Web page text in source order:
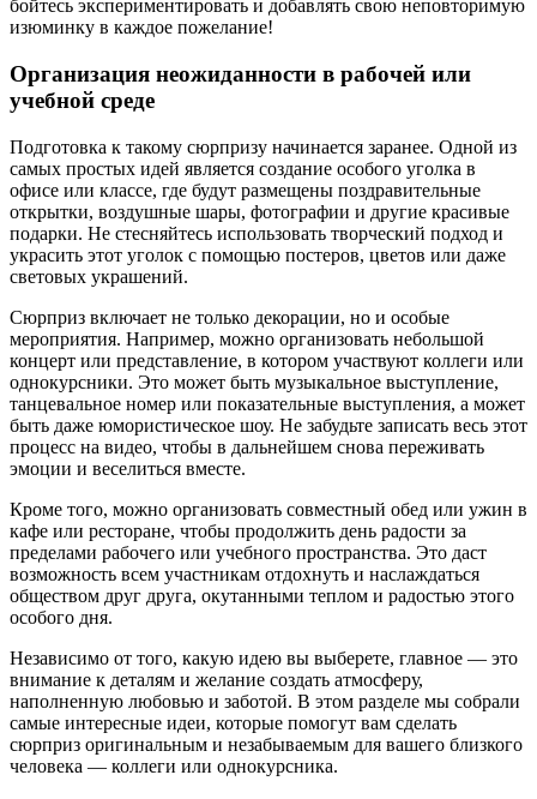
бойтесь экспериментировать и добавлять свою неповторимую
изюминку в каждое пожелание!
Организация неожиданности в рабочей или
учебной среде
Подготовка к такому сюрпризу начинается заранее. Одной из
самых простых идей является создание особого уголка в
офисе или классе, где будут размещены поздравительные
открытки, воздушные шары, фотографии и другие красивые
подарки. Не стесняйтесь использовать творческий подход и
украсить этот уголок с помощью постеров, цветов или даже
световых украшений.
Сюрприз включает не только декорации, но и особые
мероприятия. Например, можно организовать небольшой
концерт или представление, в котором участвуют коллеги или
однокурсники. Это может быть музыкальное выступление,
танцевальное номер или показательные выступления, а может
быть даже юмористическое шоу. Не забудьте записать весь этот
процесс на видео, чтобы в дальнейшем снова переживать
эмоции и веселиться вместе.
Кроме того, можно организовать совместный обед или ужин в
кафе или ресторане, чтобы продолжить день радости за
пределами рабочего или учебного пространства. Это даст
возможность всем участникам отдохнуть и наслаждаться
обществом друг друга, окутанными теплом и радостью этого
особого дня.
Независимо от того, какую идею вы выберете, главное — это
внимание к деталям и желание создать атмосферу,
наполненную любовью и заботой. В этом разделе мы собрали
самые интересные идеи, которые помогут вам сделать
сюрприз оригинальным и незабываемым для вашего близкого
человека — коллеги или однокурсника.